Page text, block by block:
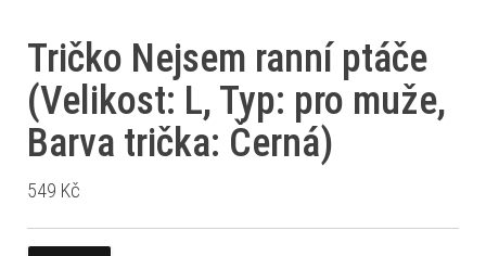
Tričko Nejsem ranní ptáče
(Velikost: L, Typ: pro muže,
Barva trička: Černá)
549 Kč